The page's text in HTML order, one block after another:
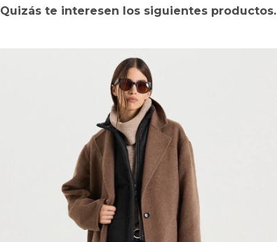
Quizás te interesen los siguientes productos.